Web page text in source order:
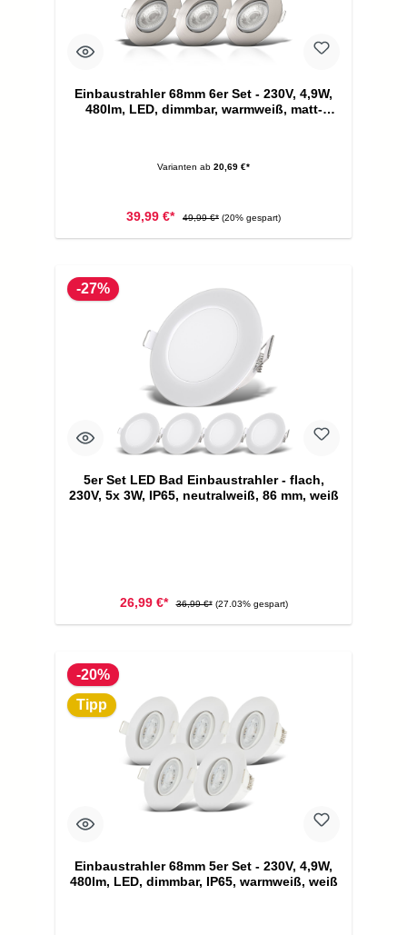
Einbaustrahler 68mm 6er Set - 230V, 4,9W,
480lm, LED, dimmbar, warmweiß, matt-
Varianten ab 20,69 €*
39,99 €* 49,99 €* (20% gespart)
-27%
5er Set LED Bad Einbaustrahler - flach,
230V, 5x 3W, IP65, neutralweiß, 86 mm, weiß
26,99 €* 36,99 €* (27.03% gespart)
-20%
Tipp
Einbaustrahler 68mm 5er Set - 230V, 4,9W,
480lm, LED, dimmbar, IP65, warmweiß, weiß